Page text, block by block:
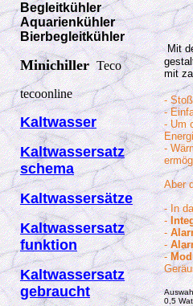
Begleitkühler
Aquarienkühler
Bierbegleitkühler
MinichillerTeco
tecoonline
Kaltwasser
Kaltwassersatz
schema
Kaltwassersätze
Kaltwassersatz
funktion
Kaltwassersatz
gebraucht
Mit
mit
-
-
- Um
-
Aber
- In
-
-
-
-
0,5